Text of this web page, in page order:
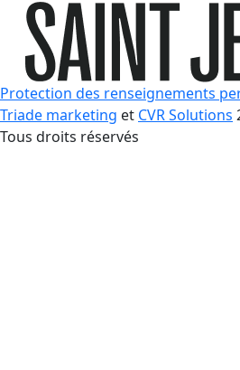
Protection des renseignements
Triade marketing et CVR Solutions
Tous droits réservés